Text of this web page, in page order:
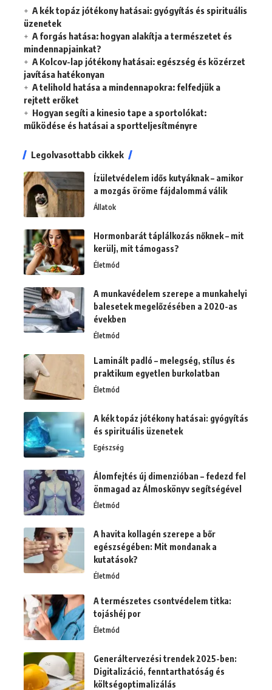
A kék topáz jótékony hatásai: gyógyítás és spirituális
üzenetek
A forgás hatása: hogyan alakítja a természetet és
mindennapjainkat?
A Kolcov-lap jótékony hatásai: egészség és közérzet
javítása hatékonyan
A telihold hatása a mindennapokra: felfedjük a
rejtett erőket
Hogyan segíti a kinesio tape a sportolókat:
működése és hatásai a sportteljesítményre
Legolvasottabb cikkek
Ízületvédelem idős kutyáknak – amikor
a mozgás öröme fájdalommá válik
Állatok
Hormonbarát táplálkozás nőknek – mit
kerülj, mit támogass?
Életmód
A munkavédelem szerepe a munkahelyi
balesetek megelőzésében a 2020-as
években
Életmód
Laminált padló – melegség, stílus és
praktikum egyetlen burkolatban
Életmód
A kék topáz jótékony hatásai: gyógyítás
és spirituális üzenetek
Egészség
Álomfejtés új dimenzióban – fedezd fel
önmagad az Álmoskönyv segítségével
Életmód
A havita kollagén szerepe a bőr
egészségében: Mit mondanak a
kutatások?
Életmód
A természetes csontvédelem titka:
tojáshéj por
Életmód
Generáltervezési trendek 2025-ben:
Digitalizáció, fenntarthatóság és
költségoptimalizálás